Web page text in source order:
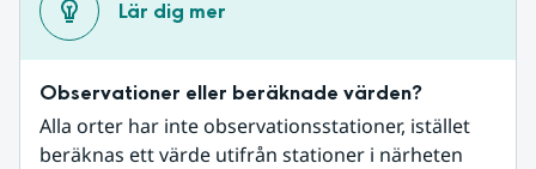
Lär dig mer
Observationer eller beräknade värden?
Alla orter har inte observationsstationer, istället
beräknas ett värde utifrån stationer i närheten